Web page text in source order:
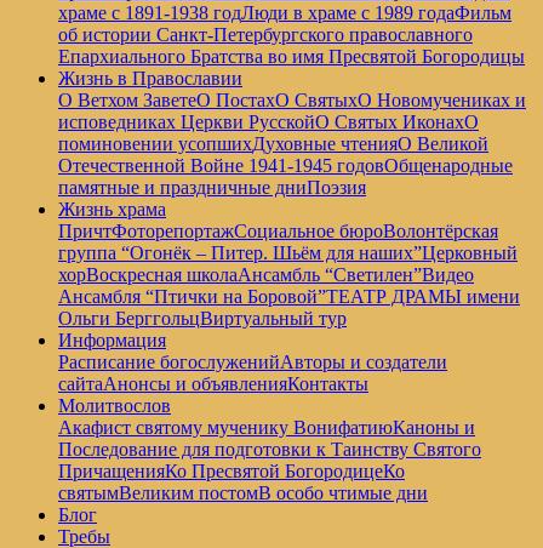
храме с 1891-1938 годЛюди в храме с 1989 годаФильм
об истории Санкт-Петербургского православного
Епархиального Братства во имя Пресвятой Богородицы
Жизнь в Православии
О Ветхом ЗаветеО ПостахО СвятыхО Новомучениках и
исповедниках Церкви РусскойО Святых ИконахО
поминовении усопшихДуховные чтенияО Великой
Отечественной Войне 1941-1945 годовОбщенародные
памятные и праздничные дниПоэзия
Жизнь храма
ПричтФоторепортажСоциальное бюроВолонтёрская
группа “Огонёк – Питер. Шьём для наших”Церковный
хорВоскресная школаАнсамбль “Светилен”Видео
Ансамбля “Птички на Боровой”ТЕАТР ДРАМЫ имени
Ольги БерггольцВиртуальный тур
Информация
Расписание богослуженийАвторы и создатели
сайтаАнонсы и объявленияКонтакты
Молитвослов
Акафист святому мученику ВонифатиюКаноны и
Последование для подготовки к Таинству Святого
ПричащенияКо Пресвятой БогородицеКо
святымВеликим постомВ особо чтимые дни
Блог
Требы